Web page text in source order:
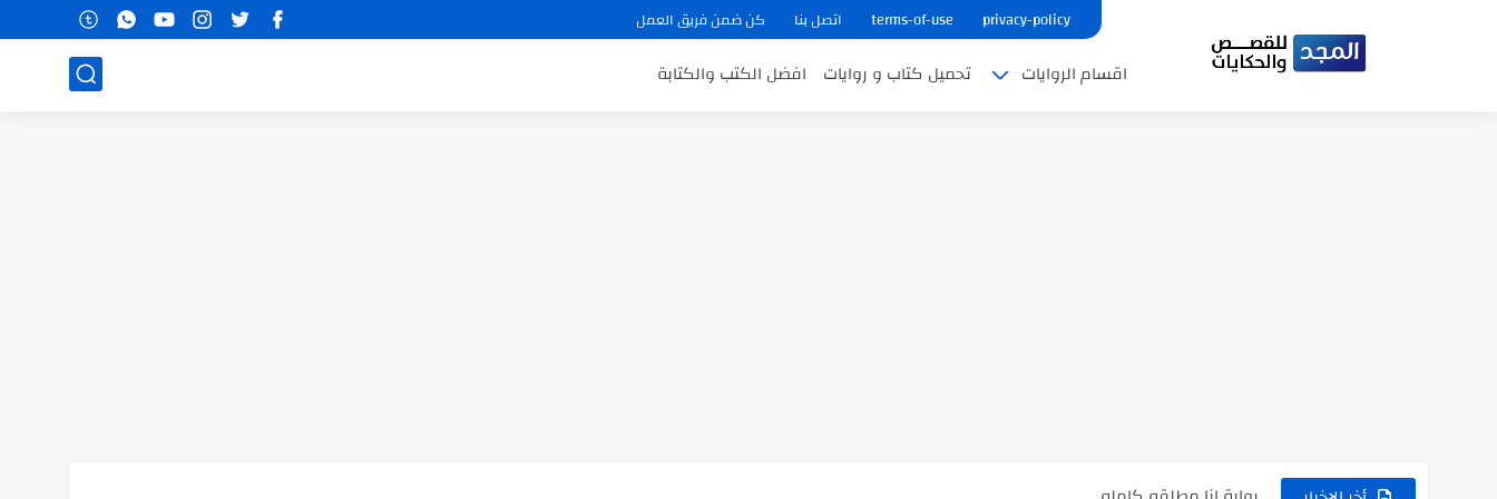
privacy-policy
terms-of-use اتصل بنا كن ضمن فريق العمل
اقسام الروايات تحميل كتاب و روايات افضل الكتب والكتابة